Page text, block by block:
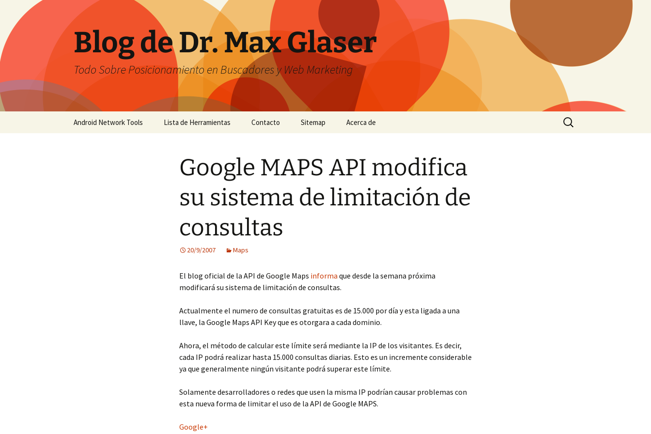
contenido
Blog de Dr. Max Glaser
Todo Sobre Posicionamiento en Buscadores y Web Marketing
Android Network Tools Lista de Herramientas Contacto Sitemap Acerca de
Buscar:
Google MAPS API modifica
su sistema de limitación de
consultas
20/9/2007 Maps
El blog oficial de la API de Google Maps informa que desde la semana próxima
modificará su sistema de limitación de consultas.
Actualmente el numero de consultas gratuitas es de 15.000 por día y esta ligada a una
llave, la Google Maps API Key que es otorgara a cada dominio.
Ahora, el método de calcular este límite será mediante la IP de los visitantes. Es decir,
cada IP podrá realizar hasta 15.000 consultas diarias. Esto es un incremente considerable
ya que generalmente ningún visitante podrá superar este límite.
Solamente desarrolladores o redes que usen la misma IP podrían causar problemas con
esta nueva forma de limitar el uso de la API de Google MAPS.
Google+